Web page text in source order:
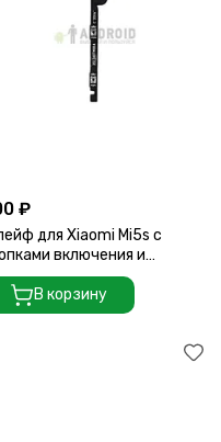
₽
для Xiaomi Mi5s c
включения и
громкости
В корзину